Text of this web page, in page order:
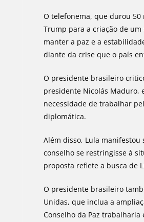
O telefonema, que durou
Trump para a criação de
manter a paz e a
diante da crise que o país
O presidente brasileiro
presidente Nicolás Maduro,
necessidade de trabalhar
diplomática.
Além disso, Lula manifestou
conselho se restringisse à
proposta reflete a busca de
O presidente brasileiro
Unidas, que inclua a
Conselho da Paz trabalharia